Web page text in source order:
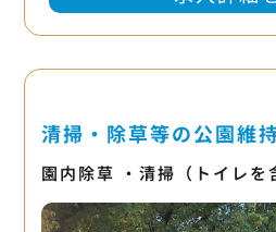
清掃・除草等の公園維
園内除草 ・清掃（トイレを